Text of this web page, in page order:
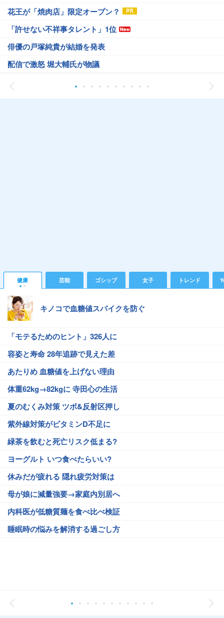
花王が「焼肉店」限定オープン？
「許せない不祥事タレント」1位
俳優の戸塚純貴が結婚を発表
配信で激怒 堀大輔氏が物議
健康 芸能 ゴシップ 女子 トレンド
キノコで血糖値スパイクを防ぐ
「モテるためのヒント」326人に
容姿と寿命 28年追跡で見えた差
あたりめ 血糖値を上げない理由
体重62kg→82kgに 寺田心の生活
夏のむくみ対策 ツボ&反射区押し
紫外線対策がビタミンD不足に
緑茶を飲むと死亡リスク低まる?
ヨーグルト いつ食べたらいい?
休みだが疲れる 隠れ疲労対策は
母が娘に減量強要→家庭内別居へ
内科医が低糖質麺を食べ比べ検証
睡眠時の悩みを解消する過ごし方